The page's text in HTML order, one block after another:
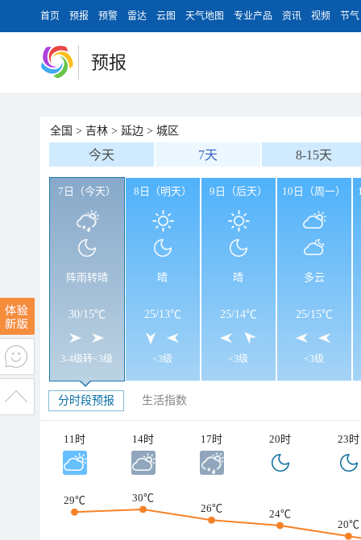
首页 预报 预警 雷达 云图 天气地图 专业产品 资讯 视频 节气
预报
全国 > 吉林 > 延边 > 城区
今天 7天 8-15天
7日（今天）
阵雨转晴
30/15℃
3-4级转<3级
8日（明天）
晴
25/13℃
<3级
9日（后天）
晴
25/14℃
<3级
10日（周一）
多云
25/15℃
<3级
分时段预报 生活指数
11时 14时 17时 20时 23时
29℃
30℃
26℃
24℃
20℃